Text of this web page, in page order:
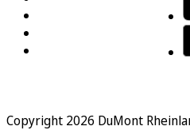
Copyright 2026 DuMont